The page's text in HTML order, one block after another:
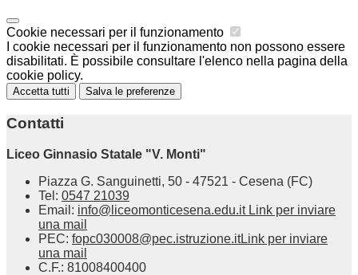
Cookie necessari per il funzionamento
I cookie necessari per il funzionamento non possono essere
disabilitati. È possibile consultare l'elenco nella pagina della
cookie policy.
Accetta tutti Salva le preferenze
Contatti
Liceo Ginnasio Statale "V. Monti"
Piazza G. Sanguinetti, 50 - 47521 - Cesena (FC)
Tel: 0547 21039
Email: info@liceomonticesena.edu.it Link per inviare
una mail
PEC: fopc030008@pec.istruzione.itLink per inviare
una mail
C.F.: 81008400400